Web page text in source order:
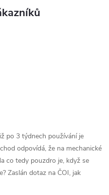
po 3 týdnech používání je
odpovídá, že na mechanické
co tedy pouzdro je, když se
Zaslán dotaz na ČOI, jak